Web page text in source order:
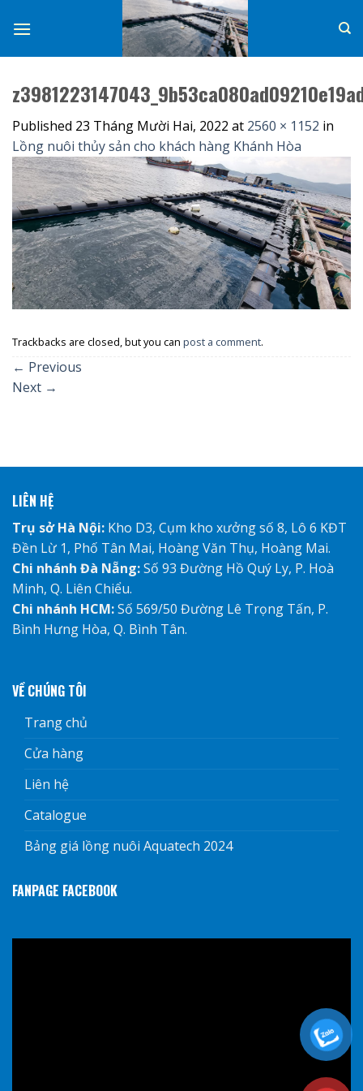
Published 23 Tháng Mười Hai, 2022 at 2560 × 1152 in
Lồng nuôi thủy sản cho khách hàng Khánh Hòa
Trackbacks are closed, but you can post a comment.
← Previous
Next →
LIÊN HỆ
Trụ sở Hà Nội: Kho D3, Cụm kho xưởng số 8, Lô 6 KĐT
Đền Lừ 1, Phố Tân Mai, Hoàng Văn Thụ, Hoàng Mai.
Chi nhánh Đà Nẵng:Số 93 Đường Hồ Quý Ly, P. Hoà
Minh, Q. Liên Chiểu.
Chi nhánh HCM:Số 569/50 Đường Lê Trọng Tấn, P.
Bình Hưng Hòa, Q. Bình Tân.
VỀ CHÚNG TÔI
Trang chủ
Cửa hàng
Liên hệ
Catalogue
Bảng giá lồng nuôi Aquatech 2024
FANPAGE FACEBOOK